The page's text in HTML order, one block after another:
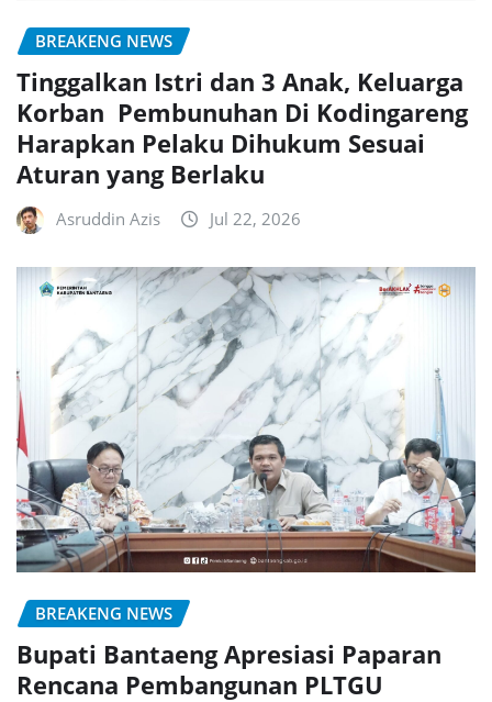
BREAKENG NEWS
Tinggalkan Istri dan 3 Anak, Keluarga
Korban Pembunuhan Di Kodingareng
Harapkan Pelaku Dihukum Sesuai
Aturan yang Berlaku
Asruddin Azis Jul 22, 2026
BREAKENG NEWS
Bupati Bantaeng Apresiasi Paparan
Rencana Pembangunan PLTGU